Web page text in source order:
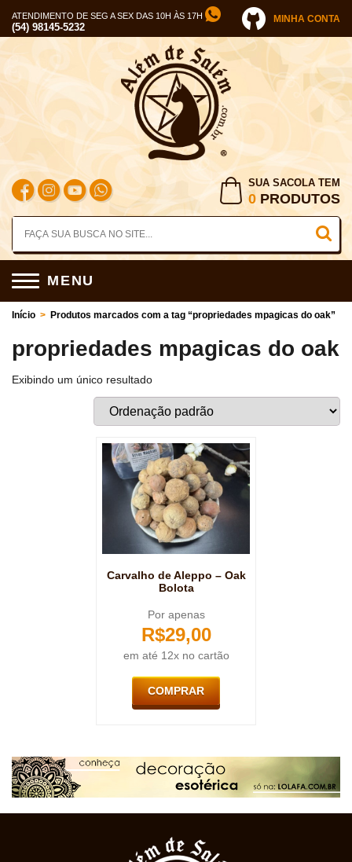
ATENDIMENTO DE SEG A SEX DAS 10H ÀS 17H
(54) 98145-5232
MINHA CONTA
SUA SACOLA TEM
0 PRODUTOS
MENU
Início > Produtos marcados com a tag “propriedades mpagicas do oak”
propriedades mpagicas do oak
Exibindo um único resultado
Carvalho de Aleppo – Oak
Bolota
Por apenas
R$29,00
em até 12x no cartão
COMPRAR